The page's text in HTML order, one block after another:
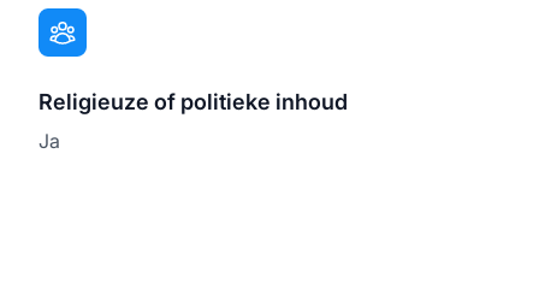
Religieuze of politieke inhoud
Ja